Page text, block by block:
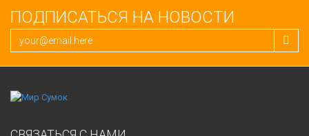
ПОДПИСАТЬСЯ НА НОВОСТИ